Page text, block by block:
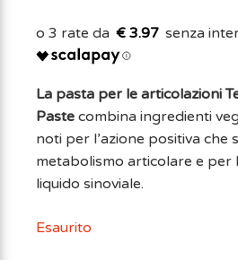
€ 3.97
La pasta per le articolazioni
Paste combina ingredienti
noti per l’azione positiva che
metabolismo articolare e per
liquido sinoviale.
Esaurito